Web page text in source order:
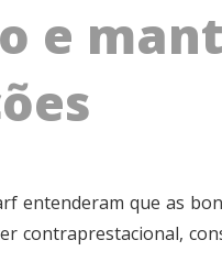
e
entenderam que as
contraprestacional,